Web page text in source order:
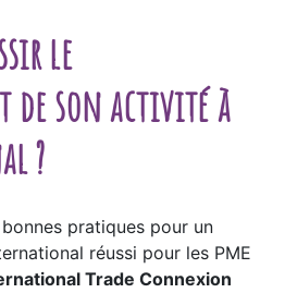
le
de son activité à
?
pratiques pour un
réussi pour les PME
Trade Connexion